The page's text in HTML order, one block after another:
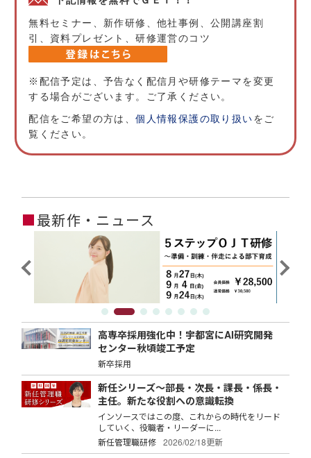
無料セミナー、新作研修、他社事例、公開講座割
引、資料プレゼント、研修運営のコツ
※配信予定は、予告なく配信月や研修テーマを変更
する場合がございます。ご了承ください。
配信をご希望の方は、個人情報保護の取り扱いをご
覧ください。
■最新作・ニュース
高専卒採用強化中！宇都宮にAI研究開発
センター秋頃竣工予定
新卒採用
新任シリーズ～部長・次長・課長・係長・
主任。新たな役割への意識転換
インソースではこの度、これからの時代をリード
していく、役職者・リーダーに...
新任管理職研修
2026/02/18更新